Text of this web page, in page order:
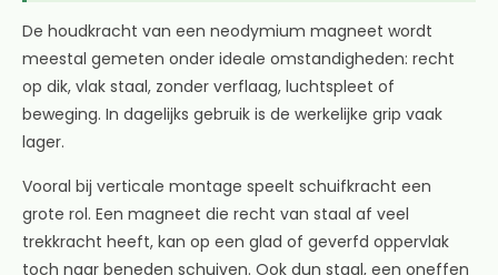
De houdkracht van een neodymium magneet wordt
meestal gemeten onder ideale omstandigheden: recht
op dik, vlak staal, zonder verflaag, luchtspleet of
beweging. In dagelijks gebruik is de werkelijke grip vaak
lager.
Vooral bij verticale montage speelt schuifkracht een
grote rol. Een magneet die recht van staal af veel
trekkracht heeft, kan op een glad of geverfd oppervlak
toch naar beneden schuiven. Ook dun staal, een oneffen